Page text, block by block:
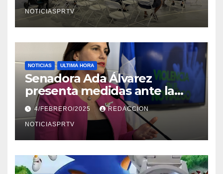
NOTICIASPRTV
NOTICIAS ULTIMA HORA
Senadora Ada Álvarez
presenta medidas ante la
violencia en el noviazgo
4/FEBRERO/2025 REDACCION
NOTICIASPRTV